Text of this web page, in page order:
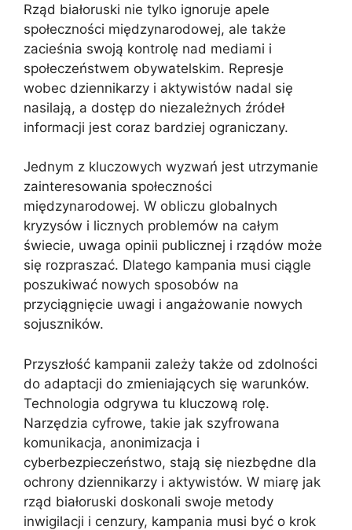
Rząd białoruski nie tylko ignoruje apele
społeczności międzynarodowej, ale także
zacieśnia swoją kontrolę nad mediami i
społeczeństwem obywatelskim. Represje
wobec dziennikarzy i aktywistów nadal się
nasilają, a dostęp do niezależnych źródeł
informacji jest coraz bardziej ograniczany.
Jednym z kluczowych wyzwań jest utrzymanie
zainteresowania społeczności
międzynarodowej. W obliczu globalnych
kryzysów i licznych problemów na całym
świecie, uwaga opinii publicznej i rządów może
się rozpraszać. Dlatego kampania musi ciągle
poszukiwać nowych sposobów na
przyciągnięcie uwagi i angażowanie nowych
sojuszników.
Przyszłość kampanii zależy także od zdolności
do adaptacji do zmieniających się warunków.
Technologia odgrywa tu kluczową rolę.
Narzędzia cyfrowe, takie jak szyfrowana
komunikacja, anonimizacja i
cyberbezpieczeństwo, stają się niezbędne dla
ochrony dziennikarzy i aktywistów. W miarę jak
rząd białoruski doskonali swoje metody
inwigilacji i cenzury, kampania musi być o krok